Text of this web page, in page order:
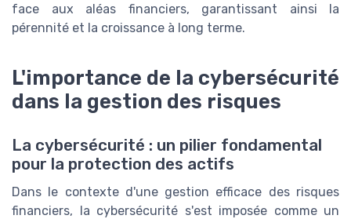
face aux aléas financiers, garantissant ainsi la
pérennité et la croissance à long terme.
L'importance de la cybersécurité
dans la gestion des risques
La cybersécurité : un pilier fondamental
pour la protection des actifs
Dans le contexte d'une gestion efficace des risques
financiers, la cybersécurité s'est imposée comme un